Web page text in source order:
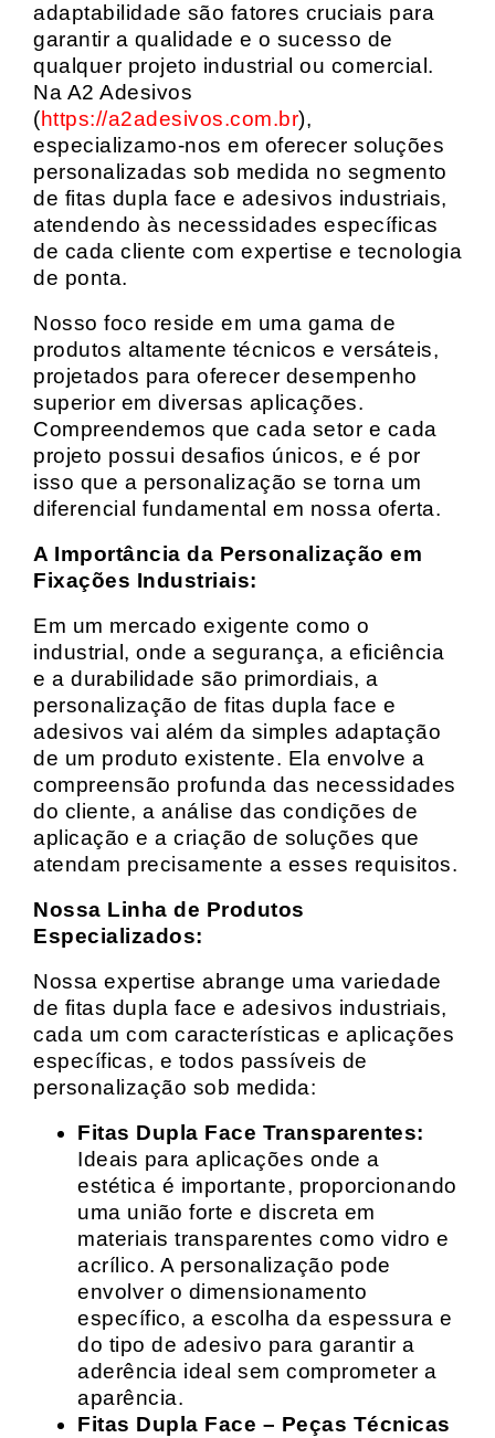
adaptabilidade são fatores cruciais para
garantir a qualidade e o sucesso de
qualquer projeto industrial ou comercial.
Na A2 Adesivos
(https://a2adesivos.com.br),
especializamo-nos em oferecer soluções
personalizadas sob medida no segmento
de fitas dupla face e adesivos industriais,
atendendo às necessidades específicas
de cada cliente com expertise e tecnologia
de ponta.
Nosso foco reside em uma gama de
produtos altamente técnicos e versáteis,
projetados para oferecer desempenho
superior em diversas aplicações.
Compreendemos que cada setor e cada
projeto possui desafios únicos, e é por
isso que a personalização se torna um
diferencial fundamental em nossa oferta.
A Importância da Personalização em
Fixações Industriais:
Em um mercado exigente como o
industrial, onde a segurança, a eficiência
e a durabilidade são primordiais, a
personalização de fitas dupla face e
adesivos vai além da simples adaptação
de um produto existente. Ela envolve a
compreensão profunda das necessidades
do cliente, a análise das condições de
aplicação e a criação de soluções que
atendam precisamente a esses requisitos.
Nossa Linha de Produtos
Especializados:
Nossa expertise abrange uma variedade
de fitas dupla face e adesivos industriais,
cada um com características e aplicações
específicas, e todos passíveis de
personalização sob medida:
Fitas Dupla Face Transparentes:
Ideais para aplicações onde a
estética é importante, proporcionando
uma união forte e discreta em
materiais transparentes como vidro e
acrílico. A personalização pode
envolver o dimensionamento
específico, a escolha da espessura e
do tipo de adesivo para garantir a
aderência ideal sem comprometer a
aparência.
Fitas Dupla Face – Peças Técnicas